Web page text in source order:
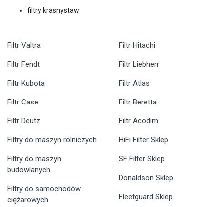
filtry krasnystaw
Filtr Valtra
Filtr Fendt
Filtr Kubota
Filtr Case
Filtr Deutz
Filtr Hitachi
Filtr Liebherr
Filtr Atlas
Filtr Beretta
Filtr Acodim
Filtry do maszyn rolniczych
Filtry do maszyn
budowlanych
Filtry do samochodów
ciężarowych
HiFi Filter Sklep
SF Filter Sklep
Donaldson Sklep
Fleetguard Sklep